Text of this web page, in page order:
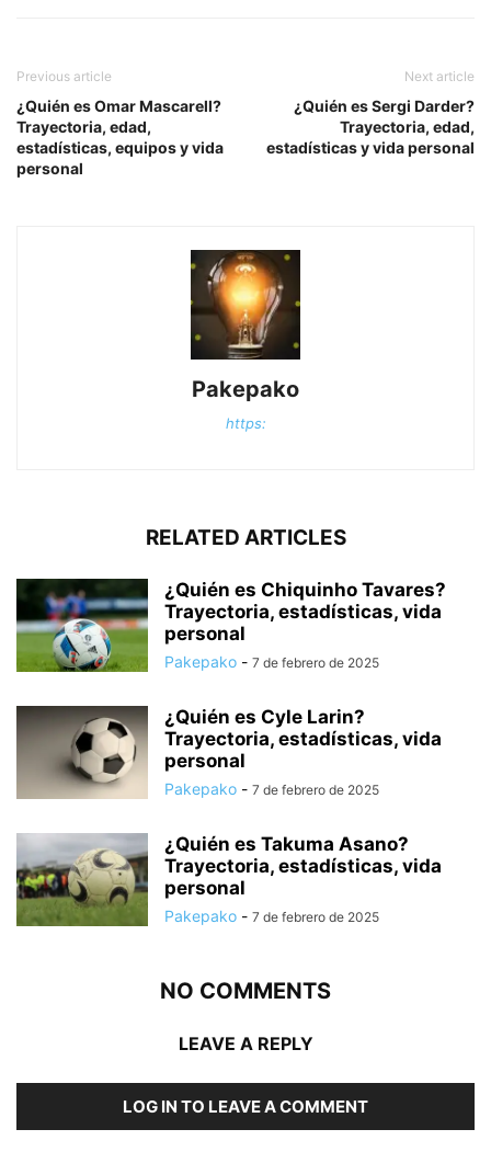
Previous article
¿Quién es Omar Mascarell?
Trayectoria, edad,
estadísticas, equipos y vida
personal
Next article
¿Quién es Sergi Darder?
Trayectoria, edad,
estadísticas y vida personal
Pakepako
https:
RELATED ARTICLES
¿Quién es Chiquinho Tavares?
Trayectoria, estadísticas, vida
personal
Pakepako - 7 de febrero de 2025
¿Quién es Cyle Larin?
Trayectoria, estadísticas, vida
personal
Pakepako - 7 de febrero de 2025
¿Quién es Takuma Asano?
Trayectoria, estadísticas, vida
personal
Pakepako - 7 de febrero de 2025
NO COMMENTS
LEAVE A REPLY
LOG IN TO LEAVE A COMMENT